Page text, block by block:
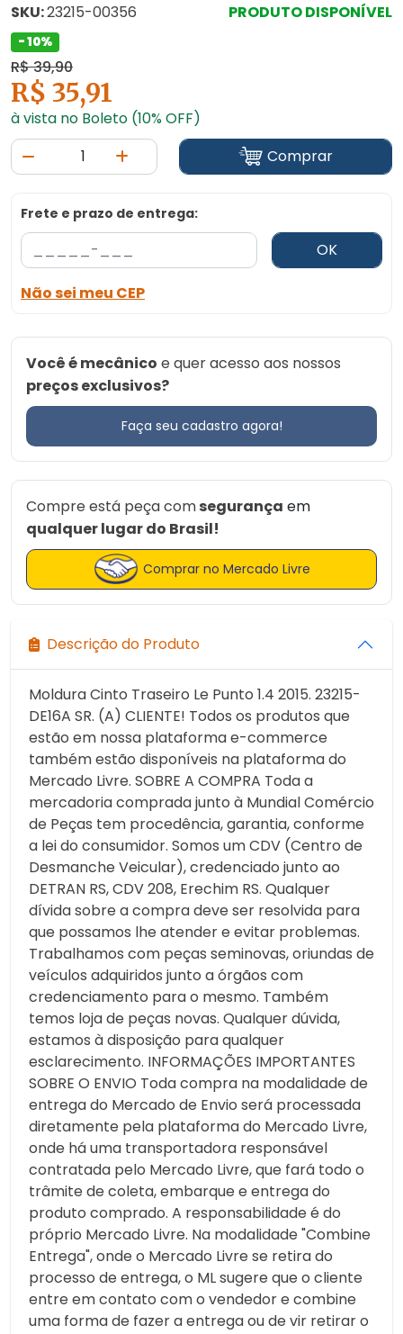
SKU:23215-00356 PRODUTO DISPONÍVEL
- 10%
R$ 39,90
R$ 35,91
à vista no Boleto (10% OFF)
Comprar
Frete e prazo de entrega:
OK
Não sei meu CEP
Você é mecânico e quer acesso aos nossos
preços exclusivos?
Faça seu cadastro agora!
Compre está peça comsegurança em
qualquer lugar do Brasil!
Comprar no Mercado Livre
Descrição do Produto
Moldura Cinto Traseiro Le Punto 1.4 2015. 23215-
DE16A SR. (A) CLIENTE! Todos os produtos que
estão em nossa plataforma e-commerce
também estão disponíveis na plataforma do
Mercado Livre. SOBRE A COMPRA Toda a
mercadoria comprada junto à Mundial Comércio
de Peças tem procedência, garantia, conforme
a lei do consumidor. Somos um CDV (Centro de
Desmanche Veicular), credenciado junto ao
DETRAN RS, CDV 208, Erechim RS. Qualquer
dívida sobre a compra deve ser resolvida para
que possamos lhe atender e evitar problemas.
Trabalhamos com peças seminovas, oriundas de
veículos adquiridos junto a órgãos com
credenciamento para o mesmo. Também
temos loja de peças novas. Qualquer dúvida,
estamos à disposição para qualquer
esclarecimento. INFORMAÇÕES IMPORTANTES
SOBRE O ENVIO Toda compra na modalidade de
entrega do Mercado de Envio será processada
diretamente pela plataforma do Mercado Livre,
onde há uma transportadora responsável
contratada pelo Mercado Livre, que fará todo o
trâmite de coleta, embarque e entrega do
produto comprado. A responsabilidade é do
próprio Mercado Livre. Na modalidade "Combine
Entrega", onde o Mercado Livre se retira do
processo de entrega, o ML sugere que o cliente
entre em contato com o vendedor e combine
uma forma de fazer a entrega ou de vir retirar o